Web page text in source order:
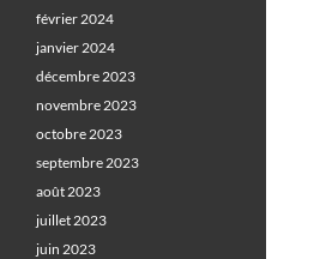
février 2024
janvier 2024
décembre 2023
novembre 2023
octobre 2023
septembre 2023
août 2023
juillet 2023
juin 2023